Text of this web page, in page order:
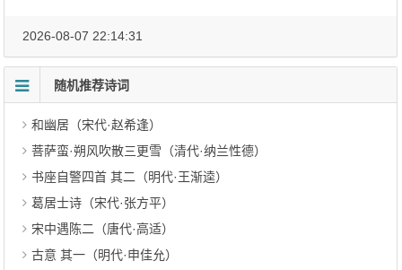
2026-08-07 22:14:31
随机推荐诗词
和幽居（宋代·赵希逢）
菩萨蛮·朔风吹散三更雪（清代·纳兰性德）
书座自警四首 其二（明代·王渐逵）
葛居士诗（宋代·张方平）
宋中遇陈二（唐代·高适）
古意 其一（明代·申佳允）